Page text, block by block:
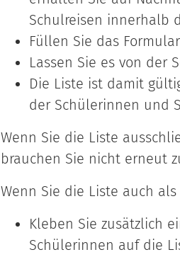
Schulreisen innerhalb
Füllen Sie das
Lassen Sie es von der
Die Liste ist damit
der Schülerinnen und
Wenn Sie die Liste
brauchen Sie nicht erneut
Wenn Sie die Liste auch
Kleben Sie zusätzlich
Schülerinnen auf die